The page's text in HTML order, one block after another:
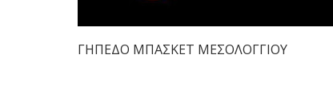
ΓΗΠΕΔΟ ΜΠΑΣΚΕΤ ΜΕΣΟΛΟΓΓΙΟΥ